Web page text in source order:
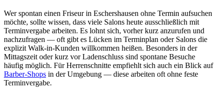
Wer spontan einen Friseur in Eschershausen ohne Termin aufsuchen
möchte, sollte wissen, dass viele Salons heute ausschließlich mit
Terminvergabe arbeiten. Es lohnt sich, vorher kurz anzurufen und
nachzufragen — oft gibt es Lücken im Terminplan oder Salons die
explizit Walk-in-Kunden willkommen heißen. Besonders in der
Mittagszeit oder kurz vor Ladenschluss sind spontane Besuche
häufig möglich. Für Herrenschnitte empfiehlt sich auch ein Blick auf
Barber-Shops in der Umgebung — diese arbeiten oft ohne feste
Terminvergabe.